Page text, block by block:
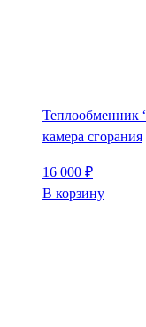
Теплообменник
камера сгорания
16 000 ₽
В корзину